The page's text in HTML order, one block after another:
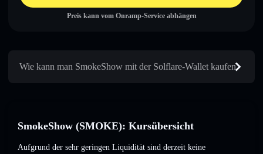
Preis kann vom Onramp-Service abhängen
Wie kann man SmokeShow mit der Solflare-Wallet kaufen
SmokeShow (SMOKE): Kursübersicht
Aufgrund der sehr geringen Liquidität sind derzeit keine